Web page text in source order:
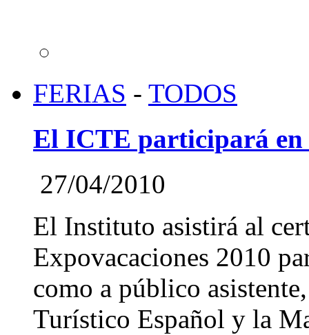
FERIAS - TODOS
El ICTE participará en
27/04/2010
El Instituto asistirá al
Expovacaciones 2010
como a público
Turístico Español y la